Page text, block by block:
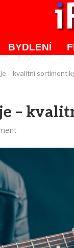
BYDLENÍ
– kvalitní sortiment
–